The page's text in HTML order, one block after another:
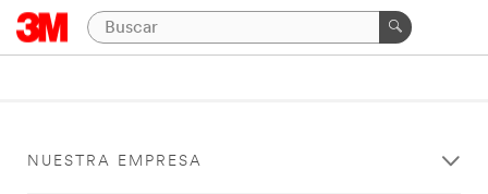
NUESTRA EMPRESA